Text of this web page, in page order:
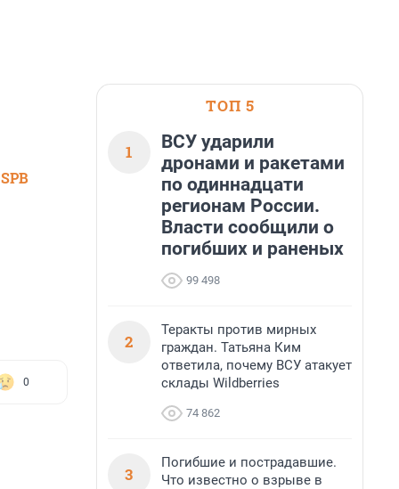
0
ТОП 5
1
ВСУ ударили
дронами и ракетами
по одиннадцати
регионам России.
Власти сообщили о
погибших и раненых
99 498
2
Теракты против мирных
граждан. Татьяна Ким
ответила, почему ВСУ атакует
склады Wildberries
74 862
3
Погибшие и пострадавшие.
Что известно о взрыве в